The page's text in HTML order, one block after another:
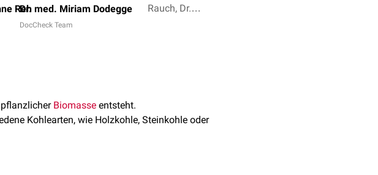
Reh
Dr. med. Miriam Dodegge
DocCheck Team
Rauch, Dr.
Biomasse entsteht.
Kohlearten, wie Holzkohle, Steinkohle oder